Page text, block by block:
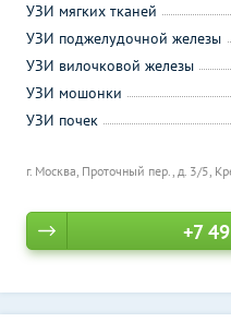
г. Москва, Проточный пер., д. 3/5,
УЗИ мягких тканей
УЗИ поджелудочной железы
УЗИ вилочковой железы
УЗИ мошонки
УЗИ почек
+7